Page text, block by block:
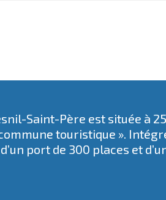
Saint-Père est située à
touristique ».
port de 300 places et